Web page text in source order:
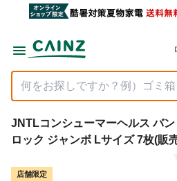
JNTLコンシューマーヘルス バ
ロック ジャンボ Lサイズ 7枚(販
店舗限定